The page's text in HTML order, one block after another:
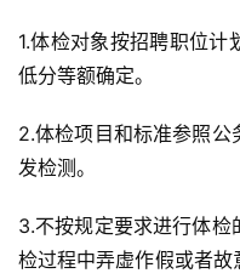
1.体检对象按招聘职位计
低分等额确定。
2.体检项目和标准参照
发检测。
3.不按规定要求进行体
检过程中弄虚作假或者